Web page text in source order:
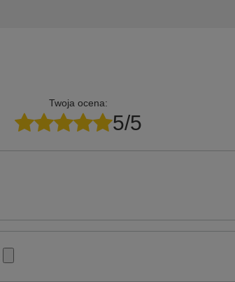
Twoja ocena:
5/5